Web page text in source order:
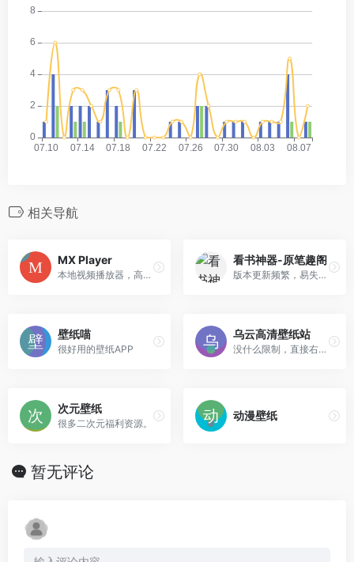
相关导航
MX Player
本地视频播放器，高级版
看书神器-原笔趣阁
版本更新频繁，易失效，如失效请留言。
壁纸喵
很好用的壁纸APP
乌云高清壁纸站
没什么限制，直接右键保存就可以了。
次元壁纸
很多二次元福利资源。
动漫壁纸
暂无评论